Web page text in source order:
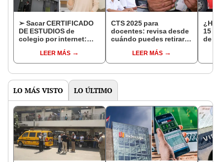
➢ Sacar CERTIFICADO
DE ESTUDIOS de
colegio por internet:
LEER MÁS
CTS 2025 para
docentes: revisa desde
cuándo puedes retirar el
lo acumulado
LEER MÁS
15
de
LO MÁS VISTO LO ÚLTIMO